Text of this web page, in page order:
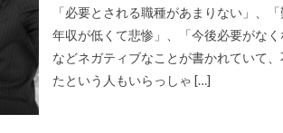
「必要とされる職種があまりない」、
年収が低くて悲惨」、「今後必要がなく
などネガティブなことが書かれていて
たという人もいらっしゃ […]